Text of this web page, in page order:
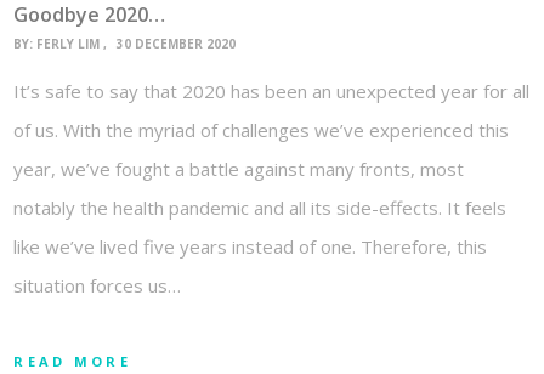
Goodbye 2020…
BY: FERLY LIM 30 DECEMBER 2020
It’s safe to say that 2020 has been an unexpected year for all
of us. With the myriad of challenges we’ve experienced this
year, we’ve fought a battle against many fronts, most
notably the health pandemic and all its side-effects. It feels
like we’ve lived five years instead of one. Therefore, this
situation forces us…
READ MORE